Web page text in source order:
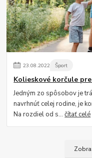
23.08.2022 Šport
Kolieskové korčule
Jedným zo spôsobov je
navrhnúť celej rodine, je
Na rozdiel od s...čítať celé